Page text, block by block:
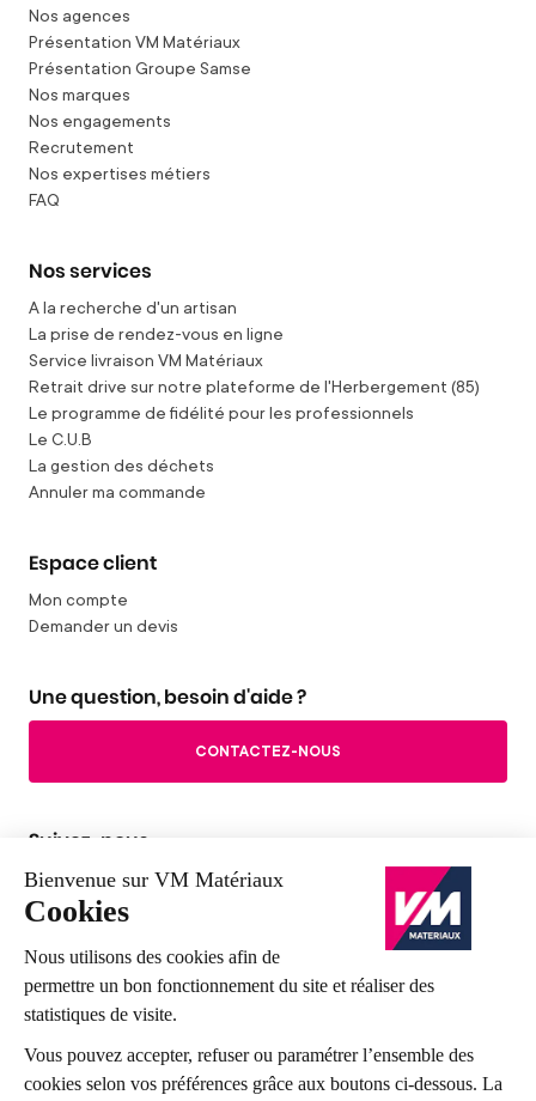
Nos agences
Présentation VM Matériaux
Présentation Groupe Samse
Nos marques
Nos engagements
Recrutement
Nos expertises métiers
FAQ
Nos services
A la recherche d'un artisan
La prise de rendez-vous en ligne
Service livraison VM Matériaux
Retrait drive sur notre plateforme de l'Herbergement (85)
Le programme de fidélité pour les professionnels
Le C.U.B
La gestion des déchets
Annuler ma commande
Espace client
Mon compte
Demander un devis
Une question, besoin d'aide ?
CONTACTEZ-NOUS
Suivez-nous